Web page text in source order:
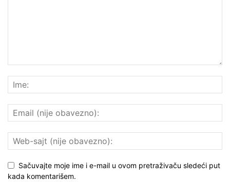
Sačuvajte moje ime i e-mail u ovom pretraživaču sledeći put
kada komentarišem.